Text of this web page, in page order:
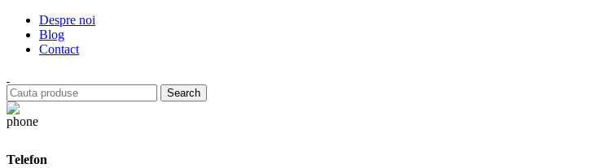
Despre noi
Blog
Contact
Search
Telefon